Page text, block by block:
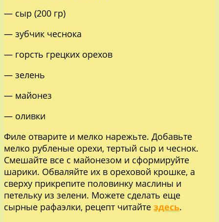
— сыр (200 гр)
— зубчик чеснока
— горсть грецких орехов
— зелень
— майонез
— оливки
Филе отварите и мелко нарежьте. Добавьте
мелко рубленые орехи, тертый сыр и чеснок.
Смешайте все с майонезом и сформируйте
шарики. Обваляйте их в ореховой крошке, а
сверху прикрепите половинку маслины и
петельку из зелени. Можете сделать еще
сырные рафаэлки, рецепт читайте здесь.